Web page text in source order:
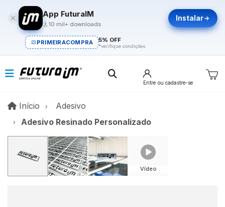
App FuturaIM
10 mil+ downloads
Instalar
PRIMEIRACOMPRA 5% OFF
*verifique condições
Entre ou cadastre-se
Início InícioAdesivo
Adesivo Resinado Personalizado
Vídeo